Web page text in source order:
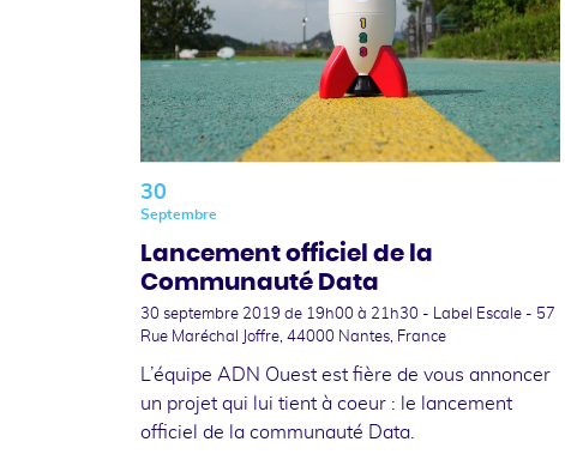
30
Septembre
Lancement officiel de la
Communauté Data
30 septembre 2019 de 19h00 à 21h30 - Label Escale - 57
Rue Maréchal Joffre, 44000 Nantes, France
L’équipe ADN Ouest est fière de vous annoncer
un projet qui lui tient à coeur : le lancement
officiel de la communauté Data.